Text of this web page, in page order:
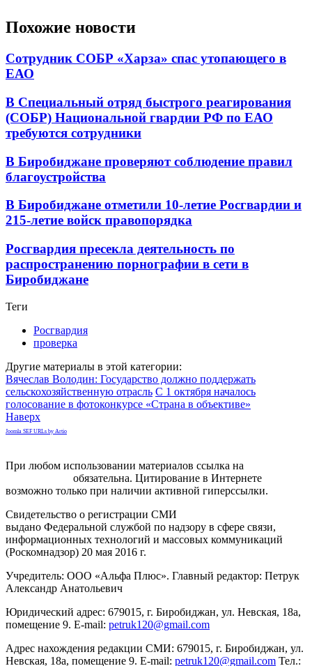
Похожие новости
Сотрудник СОБР «Харза» спас утопающего в
ЕАО
В Специальный отряд быстрого реагирования
(СОБР) Национальной гвардии РФ по ЕАО
требуются сотрудники
В Биробиджане проверяют соблюдение правил
благоустройства
В Биробиджане отметили 10-летие Росгвардии и
215-летие войск правопорядка
Росгвардия пресекла деятельность по
распространению порнографии в сети в
Биробиджане
Теги
Росгвардия
проверка
Другие материалы в этой категории:
Вячеслав Володин: Государство должно поддержать
сельскохозяйственную отрасль С 1 октября началось
голосование в фотоконкурсе «Страна в объективе»
Наверх
Joomla SEF URLs by Artio
При любом использовании материалов ссылка на
обязательна. Цитирование в Интернете
возможно только при наличии активной гиперссылки.
Свидетельство о регистрации СМИ
выдано Федеральной службой по надзору в сфере связи,
информационных технологий и массовых коммуникаций
(Роскомнадзор) 20 мая 2016 г.
Учредитель: ООО «Альфа Плюс». Главный редактор: Петрук
Александр Анатольевич
Юридический адрес: 679015, г. Биробиджан, ул. Невская, 18а,
помещение 9. E-mail: petruk120@gmail.com
Адрес нахождения редакции СМИ: 679015, г. Биробиджан, ул.
Невская, 18а, помещение 9. E-mail: petruk120@gmail.com Тел.: